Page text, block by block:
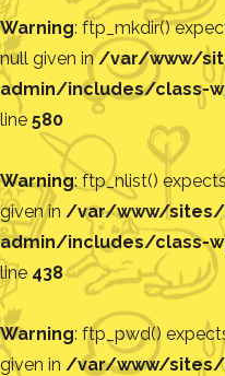
Warning: ftp_mkdir()
null given in/var/www/
admin/includes/class-
line 580
Warning: ftp_nlist()
given in /var/www/sites/
admin/includes/class-
line 438
Warning: ftp_pwd()
given in /var/www/sites/